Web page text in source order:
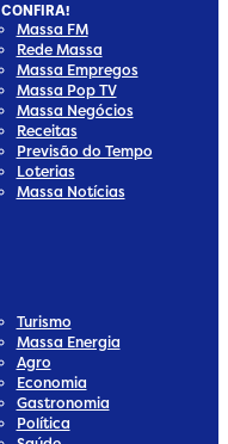
CONFIRA!
Massa FM
Rede Massa
Massa Empregos
Massa Pop TV
Massa Negócios
Receitas
Previsão do Tempo
Loterias
Massa Notícias
Turismo
Massa Energia
Agro
Economia
Gastronomia
Política